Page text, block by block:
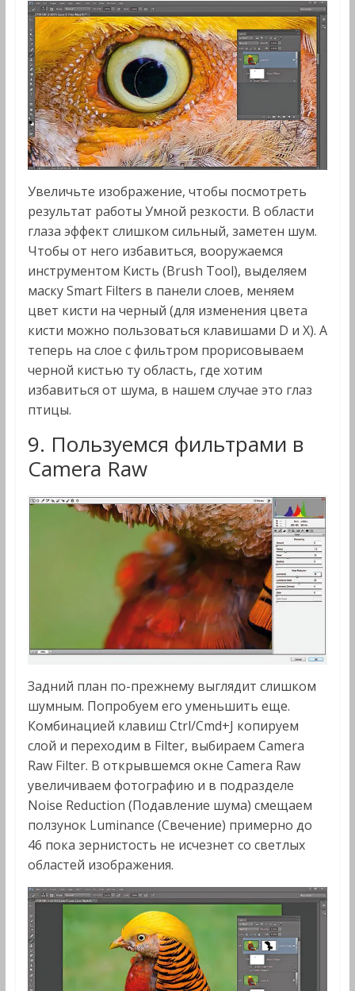
Увеличьте изображение, чтобы посмотреть
результат работы Умной резкости. В области
глаза эффект слишком сильный, заметен шум.
Чтобы от него избавиться, вооружаемся
инструментом Кисть (Brush Tool), выделяем
маску Smart Filters в панели слоев, меняем
цвет кисти на черный (для изменения цвета
кисти можно пользоваться клавишами D и X). А
теперь на слое с фильтром прорисовываем
черной кистью ту область, где хотим
избавиться от шума, в нашем случае это глаз
птицы.
9. Пользуемся фильтрами в
Camera Raw
Задний план по-прежнему выглядит слишком
шумным. Попробуем его уменьшить еще.
Комбинацией клавиш Ctrl/Cmd+J копируем
слой и переходим в Filter, выбираем Camera
Raw Filter. В открывшемся окне Camera Raw
увеличиваем фотографию и в подразделе
Noise Reduction (Подавление шума) смещаем
ползунок Luminance (Свечение) примерно до
46 пока зернистость не исчезнет со светлых
областей изображения.